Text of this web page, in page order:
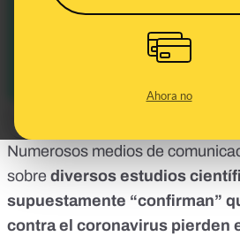
Ahora no
Numerosos medios de
sobre diversos estudios
supuestamente “confirman”
contra el coronavirus pierden